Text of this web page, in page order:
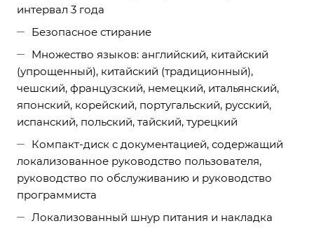
интервал 3 года
Безопасное стирание
Множество языков: английский, китайский
(упрощенный), китайский (традиционный),
чешский, французский, немецкий, итальянский,
японский, корейский, португальский, русский,
испанский, польский, тайский, турецкий
Компакт-диск с документацией, содержащий
локализованное руководство пользователя,
руководство по обслуживанию и руководство
программиста
Локализованный шнур питания и накладка